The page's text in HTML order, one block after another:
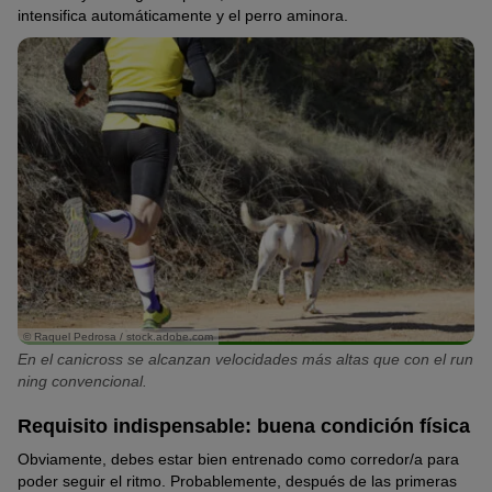
intensifica automáticamente y el perro aminora.
© Raquel Pedrosa / stock.adobe.com
En el canicross se alcanzan velocidades más altas que con el run
ning convencional.
Requisito indispensable: buena condición física
Obviamente, debes estar bien entrenado como corredor/a para
poder seguir el ritmo. Probablemente, después de las primeras